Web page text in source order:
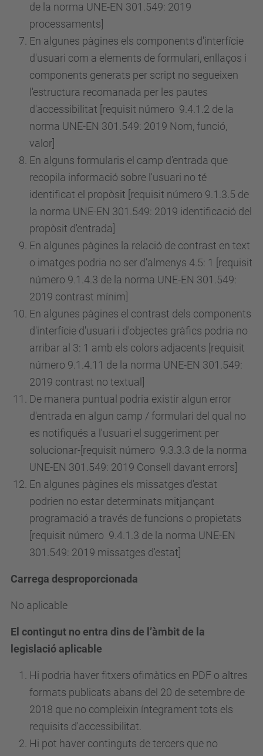
de la norma UNE-EN 301.549: 2019
processaments]
En algunes pàgines els components d'interfície
d'usuari com a elements de formulari, enllaços i
components generats per script no segueixen
l'estructura recomanada per les pautes
d'accessibilitat [requisit número 9.4.1.2 de la
norma UNE-EN 301.549: 2019 Nom, funció,
valor]
En alguns formularis el camp d'entrada que
recopila informació sobre l'usuari no té
identificat el propòsit [requisit número 9.1.3.5 de
la norma UNE-EN 301.549: 2019 identificació del
propòsit d'entrada]
En algunes pàgines la relació de contrast en text
o imatges podria no ser d’almenys 4.5: 1 [requisit
número 9.1.4.3 de la norma UNE-EN 301.549:
2019 contrast mínim]
En algunes pàgines el contrast dels components
d'interfície d'usuari i d'objectes gràfics podria no
arribar al 3: 1 amb els colors adjacents [requisit
número 9.1.4.11 de la norma UNE-EN 301.549:
2019 contrast no textual]
De manera puntual podria existir algun error
d'entrada en algun camp / formulari del qual no
es notifiqués a l'usuari el suggeriment per
solucionar-[requisit número 9.3.3.3 de la norma
UNE-EN 301.549: 2019 Consell davant errors]
En algunes pàgines els missatges d'estat
podrien no estar determinats mitjançant
programació a través de funcions o propietats
[requisit número 9.4.1.3 de la norma UNE-EN
301.549: 2019 missatges d'estat]
Carrega desproporcionada
No aplicable
El contingut no entra dins de l’àmbit de la
legislació aplicable
Hi podria haver fitxers ofimàtics en PDF o altres
formats publicats abans del 20 de setembre de
2018 que no compleixin íntegrament tots els
requisits d'accessibilitat.
Hi pot haver continguts de tercers que no